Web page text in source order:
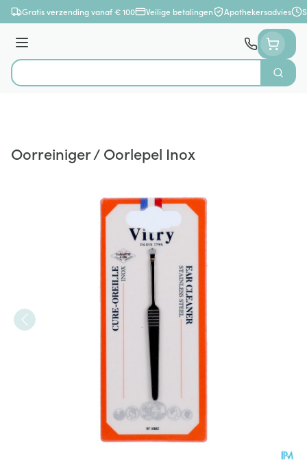
Ga naar de inhoud
Gratis verzending vanaf € 100 Veilige betalingen Apothekersadvies
Menu
Product, merk, categorie...
Zoek
Oorreiniger / Oorlepel Inox